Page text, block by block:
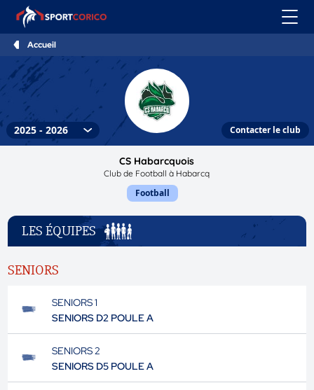
Accueil
Contacter le club
CS Habarcquois
Club de Football à Habarcq
Football
LES ÉQUIPES
SENIORS
SENIORS 1
SENIORS D2 POULE A
SENIORS 2
SENIORS D5 POULE A